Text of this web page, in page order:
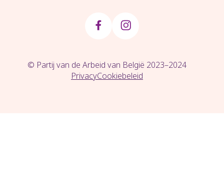
© Partij van de Arbeid van België 2023–2024
PrivacyCookiebeleid